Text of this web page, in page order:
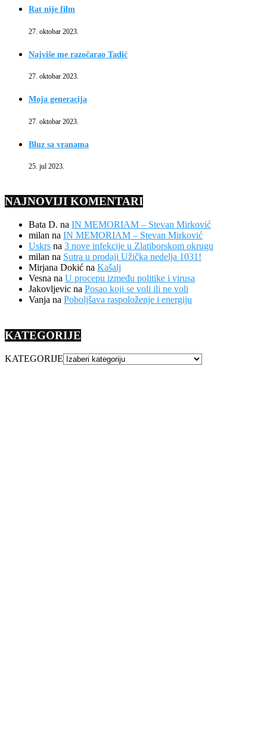
Rat nije film
27. oktobar 2023.
Najviše me razočarao Tadić
27. oktobar 2023.
Moja generacija
27. oktobar 2023.
Bluz sa vranama
25. jul 2023.
NAJNOVIJI KOMENTARI
Bata D. na IN MEMORIAM – Stevan Mirković
milan na IN MEMORIAM – Stevan Mirković
Uskrs na 3 nove infekcije u Zlatiborskom okrugu
milan na Sutra u prodaji Užička nedelja 1031!
Mirjana Dokić na Kašalj
Vesna na U procepu između politike i virusa
Jakovljevic na Posao koji se voli ili ne voli
Vanja na Poboljšava raspoloženje i energiju
KATEGORIJE
KATEGORIJE